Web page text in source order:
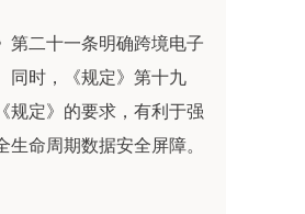
二十一条明确跨境电子
同时，《规定》第十九
规定》的要求，有利于强
命周期数据安全屏障。